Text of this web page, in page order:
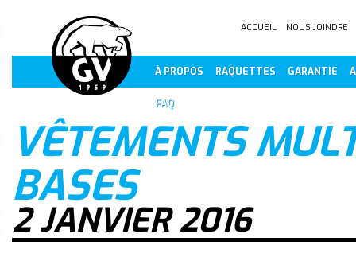
ACCUEIL NOUS JOINDRE
À PROPOS RAQUETTES GARANTIE
FAQ
VÊTEMENTS
BASES
2 JANVIER 2016